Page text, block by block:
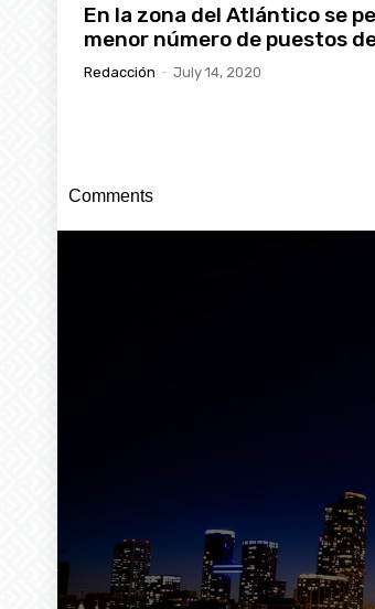
En la zona del Atlántico se
menor número de puestos
Redacción - July 14, 2020
Comments